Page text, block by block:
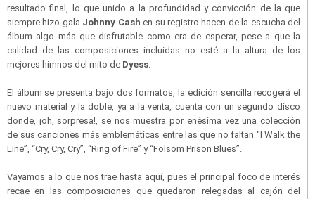
resultado final, lo que unido a la profundidad y convicción de la que
siempre hizo gala Johnny Cash en su registro hacen de la escucha del
álbum algo más que disfrutable como era de esperar, pese a que la
calidad de las composiciones incluidas no esté a la altura de los
mejores himnos del mito de Dyess.
El álbum se presenta bajo dos formatos, la edición sencilla recogerá el
nuevo material y la doble, ya a la venta, cuenta con un segundo disco
donde, ¡oh, sorpresa!, se nos muestra por enésima vez una colección
de sus canciones más emblemáticas entre las que no faltan “I Walk the
Line”, “Cry, Cry, Cry”, “Ring of Fire” y “Folsom Prison Blues”.
Vayamos a lo que nos trae hasta aquí, pues el principal foco de interés
recae en las composiciones que quedaron relegadas al cajón del